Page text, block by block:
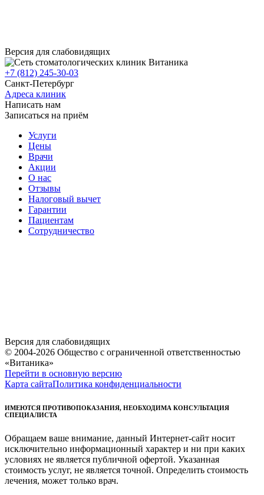
Версия для слабовидящих
+7 (812) 245-30-03
Санкт-Петербург
Адреса клиник
Написать нам
Записаться на приём
Услуги
Цены
Врачи
Акции
О нас
Отзывы
Налоговый вычет
Гарантии
Пациентам
Сотрудничество
Версия для слабовидящих
© 2004-2026 Общество с ограниченной ответственностью
«Витаника»
Перейти в основную версию
Карта сайтаПолитика конфиденциальности
ИМЕЮТСЯ ПРОТИВОПОКАЗАНИЯ, НЕОБХОДИМА КОНСУЛЬТАЦИЯ
СПЕЦИАЛИСТА
Обращаем ваше внимание, данный Интернет-сайт носит
исключительно информационный характер и ни при каких
условиях не является публичной офертой. Указанная
стоимость услуг, не является точной. Определить стоимость
лечения, может только врач.